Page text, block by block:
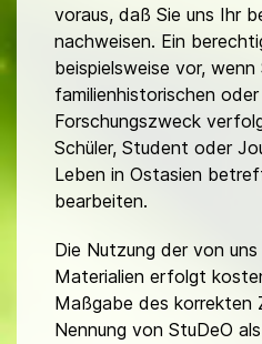
voraus, daß Sie uns Ihr
nachweisen. Ein
beispielsweise vor, wenn
familienhistorischen
Forschungszweck
Schüler, Student oder
Leben in Ostasien
bearbeiten.
Die Nutzung der von
Materialien erfolgt
Maßgabe des korrekten
Nennung von StuDeO